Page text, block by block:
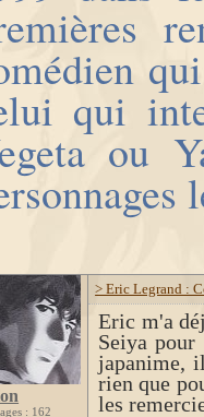
qui
ou
: 162
> Eric Legrand :
Eric m'a
Seiya
japanime,
rien que
les